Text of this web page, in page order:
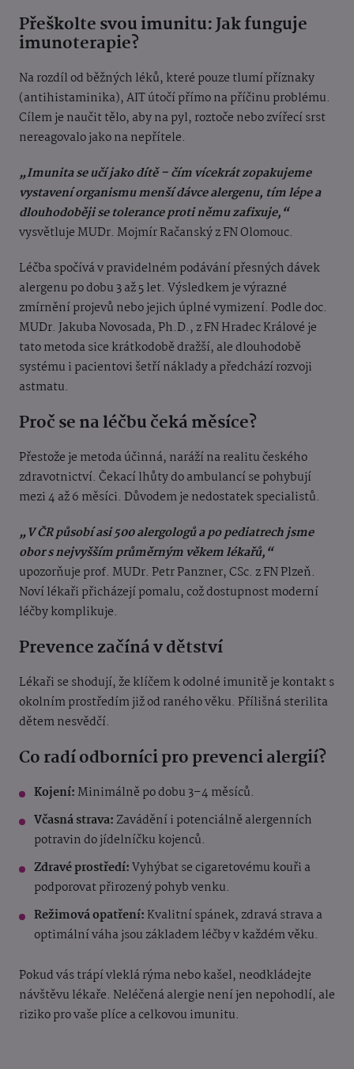
Přeškolte svou imunitu: Jak funguje
imunoterapie?
Na rozdíl od běžných léků, které pouze tlumí příznaky
(antihistaminika), AIT útočí přímo na příčinu problému.
Cílem je naučit tělo, aby na pyl, roztoče nebo zvířecí srst
nereagovalo jako na nepřítele.
„Imunita se učí jako dítě – čím vícekrát zopakujeme
vystavení organismu menší dávce alergenu, tím lépe a
dlouhodoběji se tolerance proti němu zafixuje,“
vysvětluje MUDr. Mojmír Račanský z FN Olomouc.
Léčba spočívá v pravidelném podávání přesných dávek
alergenu po dobu 3 až 5 let. Výsledkem je výrazné
zmírnění projevů nebo jejich úplné vymizení. Podle doc.
MUDr. Jakuba Novosada, Ph.D., z FN Hradec Králové je
tato metoda sice krátkodobě dražší, ale dlouhodobě
systému i pacientovi šetří náklady a předchází rozvoji
astmatu.
Proč se na léčbu čeká měsíce?
Přestože je metoda účinná, naráží na realitu českého
zdravotnictví. Čekací lhůty do ambulancí se pohybují
mezi 4 až 6 měsíci. Důvodem je nedostatek specialistů.
„V ČR působí asi 500 alergologů a po pediatrech jsme
obor s nejvyšším průměrným věkem lékařů,“
upozorňuje prof. MUDr. Petr Panzner, CSc. z FN Plzeň.
Noví lékaři přicházejí pomalu, což dostupnost moderní
léčby komplikuje.
Prevence začíná v dětství
Lékaři se shodují, že klíčem k odolné imunitě je kontakt s
okolním prostředím již od raného věku. Přílišná sterilita
dětem nesvědčí.
Co radí odborníci pro prevenci alergií?
Kojení:Minimálně po dobu 3–4 měsíců.
Včasná strava:Zavádění i potenciálně alergenních
potravin do jídelníčku kojenců.
Zdravé prostředí:Vyhýbat se cigaretovému kouři a
podporovat přirozený pohyb venku.
Režimová opatření: Kvalitní spánek, zdravá strava a
optimální váha jsou základem léčby v každém věku.
Pokud vás trápí vleklá rýma nebo kašel, neodkládejte
návštěvu lékaře. Neléčená alergie není jen nepohodlí, ale
riziko pro vaše plíce a celkovou imunitu.